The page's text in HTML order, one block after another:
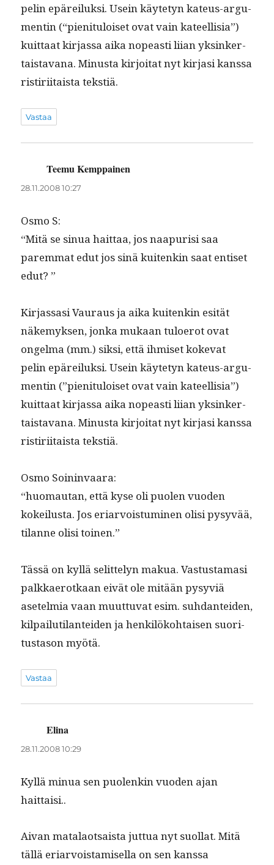
pelin epäreiluk­si. Usein käyte­tyn kateus-argu­
mentin (“pien­i­t­u­loiset ovat vain kateel­lisia”)
kuit­taat kir­jas­sa aika nopeasti liian yksinker­
tais­ta­vana. Minus­ta kir­joi­tat nyt kir­jasi kanssa
ris­tiri­itaista tekstiä.
Vastaa
Teemu Kemppainen
28.11.2008 10:27
Osmo S:
“Mitä se sin­ua hait­taa, jos naa­purisi saa
parem­mat edut jos sinä kuitenkin saat entiset
edut? ”
Kir­jas­sasi Vau­raus ja aika kuitenkin esität
näke­myk­sen, jon­ka mukaan tulo­erot ovat
ongel­ma (mm.) sik­si, että ihmiset koke­vat
pelin epäreiluk­si. Usein käyte­tyn kateus-argu­
mentin (”pien­i­t­u­loiset ovat vain kateel­lisia”)
kuit­taat kir­jas­sa aika nopeasti liian yksinker­
tais­ta­vana. Minus­ta kir­joi­tat nyt kir­jasi kanssa
ris­tiri­itaista tekstiä.
Osmo Soin­in­vaara:
“huo­mau­tan, että kyse oli puolen vuo­den
kokeilus­ta. Jos eri­ar­vois­tu­mi­nen olisi pysyvää,
tilanne olisi toinen.”
Tässä on kyl­lä selit­te­lyn makua. Vas­tus­ta­masi
palkkaerotkaan eivät ole mitään pysyviä
asetelmia vaan muut­tuvat esim. suh­dan­tei­den,
kil­pailu­ti­lantei­den ja henkilöko­htaisen suori­
tus­ta­son myötä.
Vastaa
Elina
28.11.2008 10:29
Kyl­lä min­ua sen puolenkin vuo­den ajan
haittaisi..
Aivan mata­laot­saista jut­tua nyt suol­lat. Mitä
täl­lä eri­ar­vois­tamisel­la on sen kanssa